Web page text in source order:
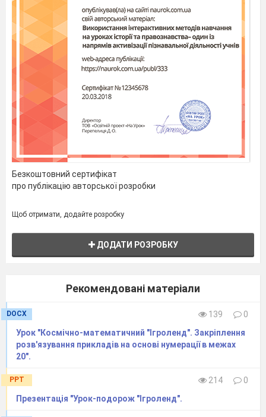
Безкоштовний сертифікат
про публікацію авторської розробки
Щоб отримати, додайте розробку
ДОДАТИ РОЗРОБКУ
Рекомендовані матеріали
DOCX 139
0
Урок "Космічно-математичний "Ігроленд". Закріплення
розв'язування прикладів на основі нумерації в межах
20".
PPT 214
0
Презентація "Урок-подорож "Ігроленд".